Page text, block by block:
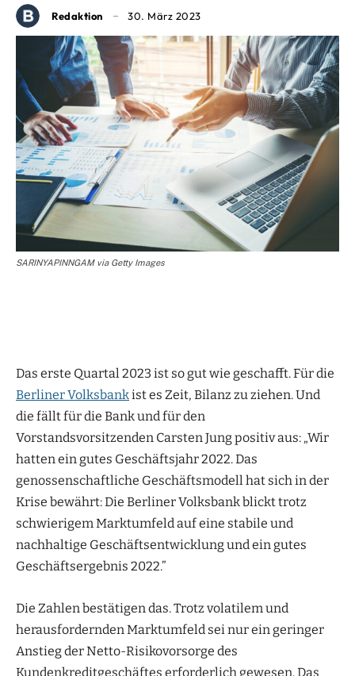
Redaktion 30. März 2023
SARINYAPINNGAM via Getty Images
Das erste Quartal 2023 ist so gut wie geschafft. Für die
Berliner Volksbankist es Zeit, Bilanz zu ziehen. Und
die fällt für die Bank und für den
Vorstandsvorsitzenden Carsten Jung positiv aus: „Wir
hatten ein gutes Geschäftsjahr 2022. Das
genossenschaftliche Geschäftsmodell hat sich in der
Krise bewährt: Die Berliner Volksbank blickt trotz
schwierigem Marktumfeld auf eine stabile und
nachhaltige Geschäftsentwicklung und ein gutes
Geschäftsergebnis 2022.”
Die Zahlen bestätigen das. Trotz volatilem und
herausfordernden Marktumfeld sei nur ein geringer
Anstieg der Netto-Risikovorsorge des
Kundenkreditgeschäftes erforderlich gewesen. Das